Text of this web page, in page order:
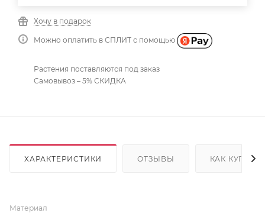
Хочу в подарок
Можно оплатить в СПЛИТ с помощью
Растения поставляются под заказ
Самовывоз – 5% СКИДКА
ХАРАКТЕРИСТИКИ ОТЗЫВЫ КАК КУПИТЬ
Материал